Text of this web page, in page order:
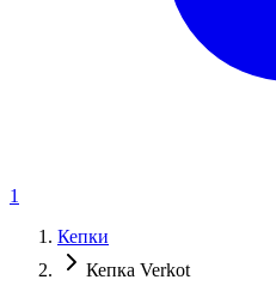
1
Кепки
Кепка Verkot